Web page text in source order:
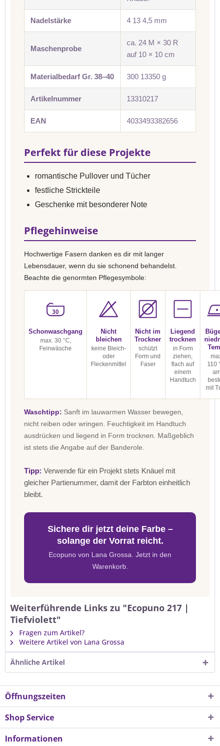
Nadelstärke 4 13 4,5 mm
Maschenprobe
ca. 24 M × 30 R
auf 10 × 10 cm
Materialbedarf Gr. 38–40 300 13350 g
Artikelnummer 13310217
EAN 4033493382656
Perfekt für diese Projekte
romantische Pullover und Tücher
festliche Strickteile
Geschenke mit besonderer Note
Pflegehinweise
Hochwertige Fasern danken es dir mit langer
Lebensdauer, wenn du sie schonend behandelst.
Beachte die genormten Pflegesymbole:
30
Schonwaschgang
max. 30 °C,
Feinwäsche
Nicht
bleichen
keine Bleich-
oder
Fleckenmittel
Nicht im
Trockner
schützt
Form und
Faser
Liegend
trocknen
in Form
ziehen,
flach auf
einem
Handtuch
110
mit
Waschtipp: Sanft im lauwarmen Wasser bewegen,
nicht reiben oder wringen. Feuchtigkeit im Handtuch
ausdrücken und liegend in Form trocknen. Maßgeblich
ist stets die Angabe auf der Banderole.
Tipp: Verwende für ein Projekt stets Knäuel mit
gleicher Partienummer, damit der Farbton einheitlich
bleibt.
Sichere dir jetzt deine Farbe –
solange der Vorrat reicht.
Ecopuno von Lana Grossa. Jetzt in den
Warenkorb.
Weiterführende Links zu "Ecopuno 217 |
Tiefviolett"
Fragen zum Artikel?
Weitere Artikel von Lana Grossa
Ähnliche Artikel
Öffnungszeiten
Shop Service
Informationen